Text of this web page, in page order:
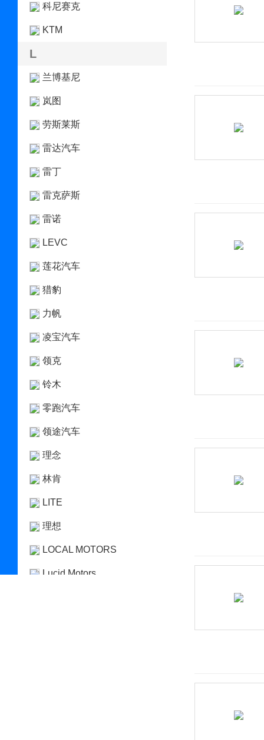
科尼赛克
KTM
L
兰博基尼
岚图
劳斯莱斯
雷达汽车
雷丁
雷克萨斯
雷诺
LEVC
莲花汽车
猎豹
力帆
凌宝汽车
领克
铃木
零跑汽车
领途汽车
理念
林肯
LITE
理想
LOCAL MOTORS
Lucid Motors